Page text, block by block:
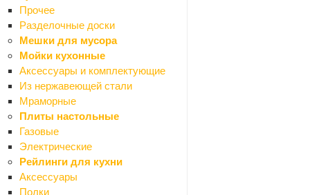
Прочее
Разделочные доски
Мешки для мусора
Мойки кухонные
Аксессуары и комплектующие
Из нержавеющей стали
Мраморные
Плиты настольные
Газовые
Электрические
Рейлинги для кухни
Аксессуары
Полки
Декоративные панно
Картины
Настенный декор
Предметы декора
Декоративные покрытия
Назад
Декоративные покрытия
Воски
Грунтовки
Добавки
Покрытия
Штукатурки